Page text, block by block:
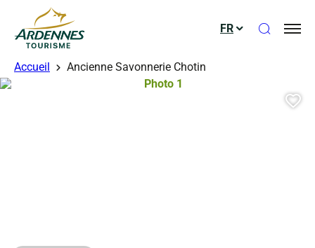
ADT des Ardennes
FR Ouvrir
Accueil Ancienne Savonnerie Chotin
Photo 1, © Droits gérés – Marasi